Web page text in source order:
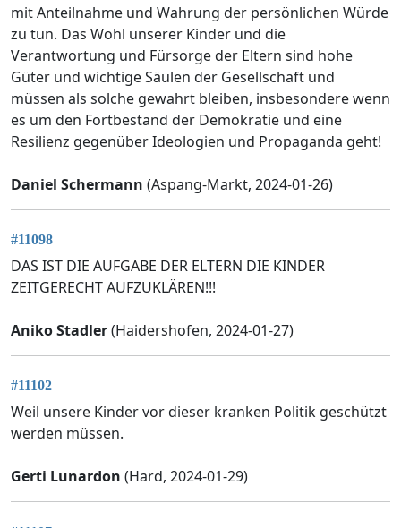
mit Anteilnahme und Wahrung der persönlichen Würde
zu tun. Das Wohl unserer Kinder und die
Verantwortung und Fürsorge der Eltern sind hohe
Güter und wichtige Säulen der Gesellschaft und
müssen als solche gewahrt bleiben, insbesondere wenn
es um den Fortbestand der Demokratie und eine
Resilienz gegenüber Ideologien und Propaganda geht!
Daniel Schermann (Aspang-Markt, 2024-01-26)
#11098
DAS IST DIE AUFGABE DER ELTERN DIE KINDER
ZEITGERECHT AUFZUKLÄREN!!!
Aniko Stadler(Haidershofen, 2024-01-27)
#11102
Weil unsere Kinder vor dieser kranken Politik geschützt
werden müssen.
Gerti Lunardon (Hard, 2024-01-29)